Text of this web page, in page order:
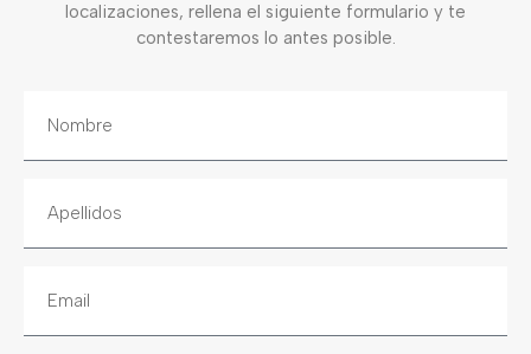
localizaciones, rellena el siguiente formulario y te
contestaremos lo antes posible.